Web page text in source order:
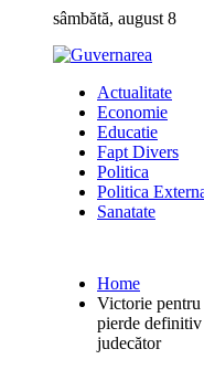
content
sâmbătă, august 8
Actualitate
Economie
Educatie
Fapt Divers
Politica
Politica
Sanatate
Home
Victorie
pierde definitiv
judecător